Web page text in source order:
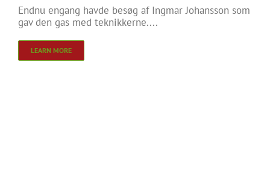
Endnu engang havde besøg af Ingmar Johansson som
gav den gas med teknikkerne....
LEARN MORE